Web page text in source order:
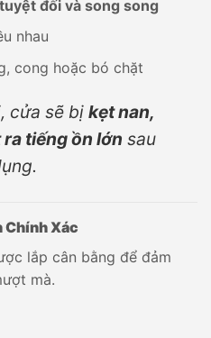
đối và song song
nhau
cong hoặc bó chặt
cửa sẽ bị kẹt nan,
tiếng ồn lớn sau
Chính Xác
lắp cân bằng để đảm
mà.